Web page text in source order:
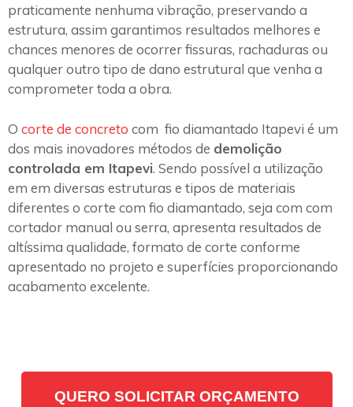
praticamente nenhuma vibração, preservando a
estrutura, assim garantimos resultados melhores e
chances menores de ocorrer fissuras, rachaduras ou
qualquer outro tipo de dano estrutural que venha a
comprometer toda a obra.
O corte de concreto com fio diamantado Itapevi é um
dos mais inovadores métodos de demolição
controlada em Itapevi. Sendo possível a utilização
em em diversas estruturas e tipos de materiais
diferentes o corte com fio diamantado, seja com com
cortador manual ou serra, apresenta resultados de
altíssima qualidade, formato de corte conforme
apresentado no projeto e superfícies proporcionando
acabamento excelente.
QUERO SOLICITAR ORÇAMENTO